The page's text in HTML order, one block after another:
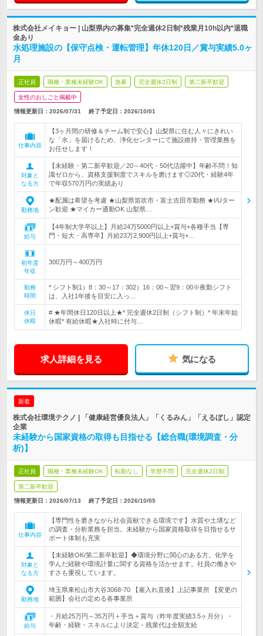
株式会社メイキョー | 山梨県内の募集*完全週休2日制*残業月10h以内*退職
金あり
水処理施設の【保守点検・運転管理】年休120日／賞与実績5.0ヶ
月
正社員 職種・業種未経験OK 急募 完全週休2日制 第二新卒歓迎
女性のおしごと掲載中
情報更新日：2026/07/31 終了予定日： 2026/10/01
仕事内容
【3ヶ月間の研修＆チーム制で安心】山梨県に住む人々にきれい
な「水」を届けるため、浄化センターにて施設維持・管理業務を
お任せします！
対象と
なる方
【未経験・第二新卒歓迎／20～40代・50代活躍中】年齢不問！知
識ゼロから、資格支援制度でスキルを磨けます◎20代・経験4年
で年収570万円の実績あり
勤務地
★配属は希望を考慮 ★山梨県笛吹市・富士吉田市勤務 ★I/Uター
ン歓迎 ★マイカー通勤OK 山梨県…
給与
【4年制大学卒以上】月給24万5000円以上+賞与+各種手当【専
門・短大・高専卒】月給23万2,900円以上+賞与+…
初年度
年収
300万円～400万円
勤務
時間
* シフト制1）8：30～17：302）16：00～翌9：00※夜勤シフト
は、入社1年後を目安に入っ…
休日
休暇
# ★年間休日120日以上★* 完全週休2日制（シフト制）* 年末年始
休暇* 有給休暇★入社時に付与…
求人詳細を見る 気になる
新着
株式会社環境テクノ | 「健康経営優良法人」「くるみん」「えるぼし」認定
企業
未経験から国家資格の取得も目指せる【総合職(環境調査・分
析)】
正社員 職種・業種未経験OK 転勤なし 学歴不問 完全週休2日制
第二新卒歓迎
情報更新日：2026/07/13 終了予定日： 2026/10/05
仕事内容
【専門性を磨きながら社会貢献できる環境です】水質や土壌など
の調査・分析業務を担当。未経験から国家資格取得を目指せるサ
ポート体制も充実
対象と
なる方
【未経験OK/第二新卒歓迎】◆環境分野に関心のある方。化学を
学んだ経験や環境計量に関する資格を活かせます。社員の働きや
すさも重視しています。
勤務地
埼玉県東松山市大谷3068-70 【雇入れ直後】上記事業所 【変更の
範囲】会社の定める各事業所
給与
・月給25万円～35万円＋手当＋賞与（昨年度実績3.5ヶ月分）・
年齢・経験・スキルにより決定・残業代は全額支給